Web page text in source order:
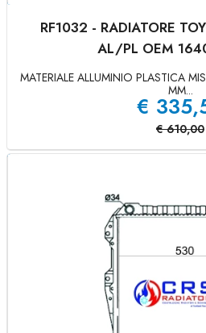
RF1032 - RADIATORE
AL/PL OEM
MATERIALE ALLUMINIO PLASTICA
MM...
€
€ 610,00